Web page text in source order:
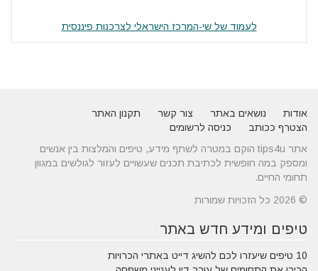
לעמוד של שי-המרכז הישראלי לצרכנות פיננסית
אודות נושאים באתר צור קשר
תקנון האתר
הצטרף ככותב
כניסה לרשומים
אתר tips4u הוקם במטרה לשתף מידע, טיפים והמלצות בין אנשים
ומספק במה חופשית לכתיבת תכנים שעשויים לעזור לגולשים במגוון
תחומי החיים.
© 2026 כל הזכויות שמורות
טיפים ומידע חדש באתר
10 טיפים שיעזרו לכם להשיג דייט באתרי הכרויות